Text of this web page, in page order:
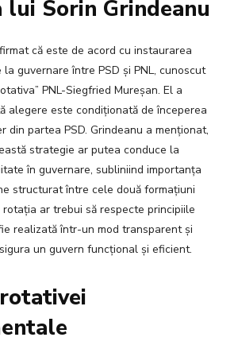
Sorin Grindeanu
că este de acord cu instaurarea
guvernare între PSD și PNL, cunoscut
PNL-Siegfried Mureșan. El a
alegere este condiționată de începerea
din partea PSD. Grindeanu a menționat,
strategie ar putea conduce la
în guvernare, subliniind importanța
structurat între cele două formațiuni
rotația ar trebui să respecte principiile
realizată într-un mod transparent și
un guvern funcțional și eficient.